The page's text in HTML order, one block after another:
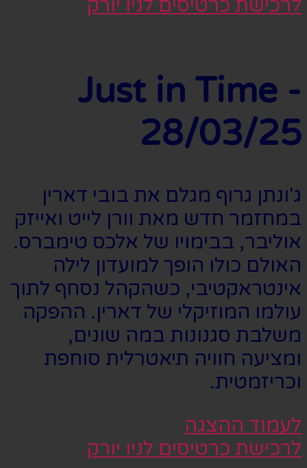
לרכישת כרטיסים לניו יורק
Just in Time -
28/03/25
ג'ונתן גרוף מגלם את בובי דארין
במחזמר חדש מאת וורן לייט ואייזק
אוליבר, בבימויו של אלכס טימברס.
האולם כולו הופך למועדון לילה
אינטראקטיבי, כשהקהל נסחף לתוך
עולמו המוזיקלי של דארין. ההפקה
משלבת סגנונות במה שונים,
ומציעה חוויה תיאטרלית סוחפת
וכריזמטית.
לעמוד ההצגה
לרכישת כרטיסים לניו יורק